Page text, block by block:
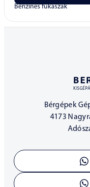
Benzines fűkaszák
Bérgépek
4173